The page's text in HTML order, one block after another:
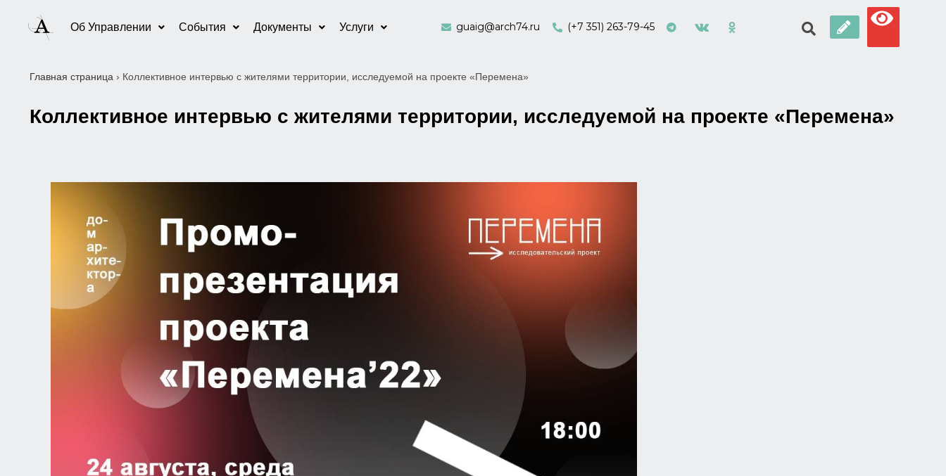
Об Управлении События Документы Услуги guaig@arch74.ru (+7 351) 263-79-45
Главная страница › Коллективное интервью с жителями территории, исследуемой на проекте «Перемена»
Коллективное интервью с жителями территории, исследуемой на проекте «Перемена»